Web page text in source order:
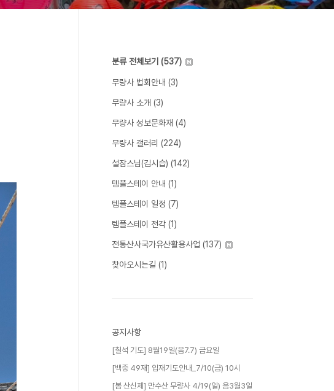
분류 전체보기 (537)
무량사 법회안내 (3)
무량사 소개 (3)
무량사 성보문화재 (4)
무량사 갤러리 (224)
설잠스님(김시습) (142)
템플스테이 안내 (1)
템플스테이 일정 (7)
템플스테이 전각 (1)
전통산사국가유산활용사업 (137)
찾아오시는길 (1)
공지사항
[칠석 기도] 8월19일(음7.7) 금요일
[백중 49재] 입재기도안내_7/10(금) 10시
[봄 산신제] 만수산 무량사 4/19(일) 음3월3일